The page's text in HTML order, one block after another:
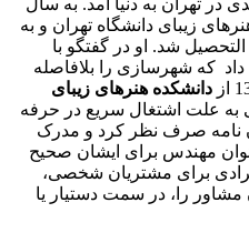
به سال 1316 خورشیدی در تهران به دنیا آمد. به سال
زیبای دانشگاه تهران و به
شد. او در گفتگو با
که شهرسازی را بلافاصله
دانشکده هنرهای زیبای
به علت اشتغال سریع در حرفه
نامه صرف نظر کرد و مدرک
مهندس برای ایشان صحیح
برای مشتریان شخصی،
مشاور را، در سمت دستیار یا